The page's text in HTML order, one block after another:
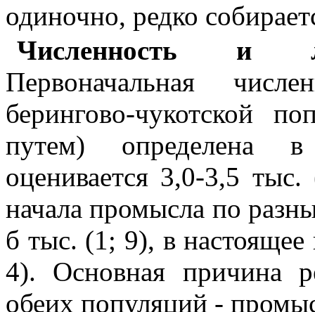
одиночно, редко
Численность и
Первоначальная
берингово-чукотской
путем) определена
оценивается 3,0-3,5
начала промысла по
б тыс. (1; 9), в
4). Основная причина
обеих популяций -